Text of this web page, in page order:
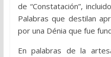
de “Constatación”,
Palabras que destilan
por una Dénia que fue
En palabras de la